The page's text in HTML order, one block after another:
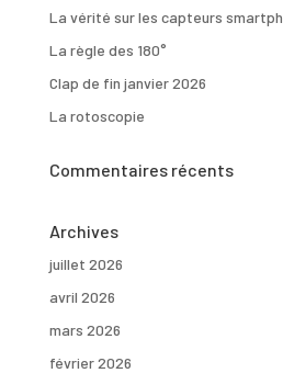
La vérité sur les capteurs
La règle des 180°
Clap de fin janvier 2026
La rotoscopie
Commentaires récents
Archives
juillet 2026
avril 2026
mars 2026
février 2026